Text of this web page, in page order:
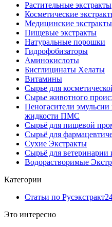
Растительные экстракты
Косметические
Медицинские экстракты
Пищевые экстракты
Натуральные порошки
Гидрофобизаторы
Аминокислоты
Бисглицинаты Хелаты
Витамины
Сырье для
Сырье животного
Пеногасители
жидкости ПМС
Сырьё для пищевой
Сырьё для
Сухие Экстракты
Сырьё для ветеринарии
Водорастворимые
Категории
Статьи по Русэкстракт
Это интересно